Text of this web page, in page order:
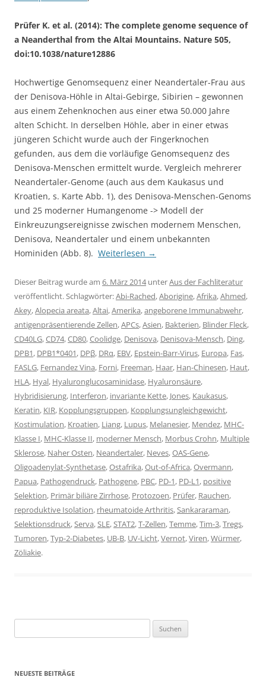
Prüfer K. et al. (2014): The complete genome sequence of
a Neanderthal from the Altai Mountains. Nature 505,
doi:10.1038/nature12886
Hochwertige Genomsequenz einer Neandertaler-Frau aus
der Denisova-Höhle in Altai-Gebirge, Sibirien – gewonnen
aus einem Zehenknochen aus einer etwa 50.000 Jahre
alten Schicht. In derselben Höhle, aber in einer etwas
jüngeren Schicht wurde auch der Fingerknochen
gefunden, aus dem die vorläufige Genomsequenz des
Denisova-Menschen ermittelt wurde. Vergleich mehrerer
Neandertaler-Genome (auch aus dem Kaukasus und
Kroatien, s. Karte Abb. 1), des Denisova-Menschen-Genoms
und 25 moderner Humangenome -> Modell der
Einkreuzungsereignisse zwischen modernem Menschen,
Denisova, Neandertaler und einem unbekannten
Hominiden (Abb. 8). Weiterlesen →
Dieser Beitrag wurde am 6. März 2014unterAus der Fachliteratur
veröffentlicht. Schlagwörter:Abi-Rached,Aborigine,Afrika,Ahmed,
Akey,Alopecia areata,Altai,Amerika,angeborene Immunabwehr,
antigenpräsentierende Zellen,APCs,Asien, Bakterien, Blinder Fleck,
CD40LG,CD74,CD80,Coolidge, Denisova, Denisova-Mensch, Ding,
DPB1, DPB1*0401, DPβ, DRα, EBV, Epstein-Barr-Virus, Europa, Fas,
FASLG, Fernandez Vina, Forni, Freeman, Haar, Han-Chinesen, Haut,
HLA, Hyal, Hyaluronglucosaminidase, Hyaluronsäure,
Hybridisierung, Interferon, invariante Kette, Jones, Kaukasus,
Keratin, KIR, Kopplungsgruppen, Kopplungsungleichgewicht,
Kostimulation, Kroatien, Liang, Lupus, Melanesier, Mendez, MHC-
Klasse I, MHC-Klasse II, moderner Mensch, Morbus Crohn, Multiple
Sklerose, Naher Osten, Neandertaler, Neves,OAS-Gene,
Oligoadenylat-Synthetase,Ostafrika,Out-of-Africa,Overmann,
Papua, Pathogendruck, Pathogene, PBC, PD-1, PD-L1, positive
Selektion, Primär biliäre Zirrhose, Protozoen, Prüfer, Rauchen,
reproduktive Isolation, rheumatoide Arthritis,Sankararaman,
Selektionsdruck,Serva,SLE,STAT2,T-Zellen,Temme,Tim-3,Tregs,
Tumoren,Typ-2-Diabetes, UB-B, UV-Licht,Vernot,Viren,Würmer,
Zöliakie.
nach:
NEUESTE BEITRÄGE